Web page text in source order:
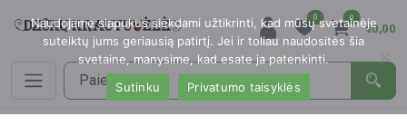
0 0
€0,00
Naudojame slapukus siekdami užtikrinti, kad mūsų svetainėje
suteiktų jums geriausią patirtį. Jei ir toliau naudositės šia
svetaine, manysime, kad esate ja patenkinti.
Sutinku
Privatumo taisyklės